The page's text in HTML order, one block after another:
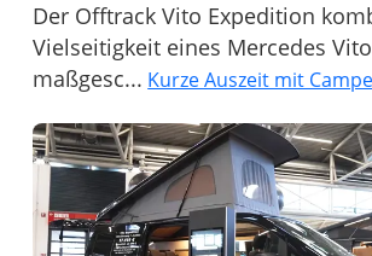
Der Offtrack Vito Expedition
Vielseitigkeit eines Mercedes
maßgesc... Kurze Auszeit mit